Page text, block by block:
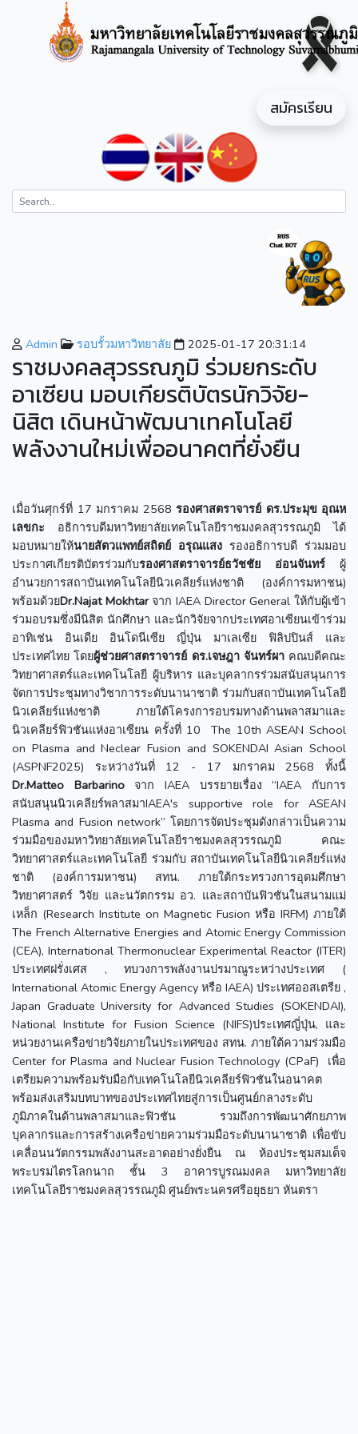
สมัครเรียน
Admin รอบรั้วมหาวิทยาลัย 2025-01-17 20:31:14
ราชมงคลสุวรรณภูมิ ร่วมยกระดับ
อาเซียน มอบเกียรติบัตรนักวิจัย-
นิสิต เดินหน้าพัฒนาเทคโนโลยี
พลังงานใหม่เพื่ออนาคตที่ยั่งยืน
เมื่อวันศุกร์ที่ 17 มกราคม 2568 รองศาสตราจารย์ ดร.ประมุข อุณห
เลขกะ อธิการบดีมหาวิทยาลัยเทคโนโลยีราชมงคลสุวรรณภูมิ ได้
มอบหมายให้นายสัตวแพทย์สถิตย์ อรุณแสง รองอธิการบดี ร่วมมอบ
ประกาศเกียรติบัตรร่วมกับรองศาสตราจารย์ธวัชชัย อ่อนจันทร์ ผู้
อำนวยการสถาบันเทคโนโลยีนิวเคลียร์แห่งชาติ (องค์การมหาชน)
พร้อมด้วยDr.Najat Mokhtarจาก IAEA Director General ให้กับผู้เข้า
ร่วมอบรมซึ่งมีนิสิต นักศึกษา และนักวิจัยจากประเทศอาเซียนเข้าร่วม
อาทิเช่น อินเดีย อินโดนีเซีย ญี่ปุ่น มาเลเซีย ฟิลิปปินส์ และ
ประเทศไทย โดยผู้ช่วยศาสตราจารย์ ดร.เจษฎา จันทร์ผาคณบดีคณะ
วิทยาศาสตร์และเทคโนโลยี ผู้บริหาร และบุคลากรร่วมสนับสนุนการ
จัดการประชุมทางวิชาการระดับนานาชาติ ร่วมกับสถาบันเทคโนโลยี
นิวเคลียร์แห่งชาติ ภายใต้โครงการอบรมทางด้านพลาสมาและ
นิวเคลียร์ฟิวชันแห่งอาเซียน ครั้งที่ 10 The 10th ASEAN School
on Plasma and Neclear Fusion and SOKENDAI Asian School
(ASPNF2025) ระหว่างวันที่ 12 - 17 มกราคม 2568 ทั้งนี้
Dr.Matteo Barbarinoจาก IAEA บรรยายเรื่อง “IAEA กับการ
สนับสนุนนิวเคลียร์พลาสมาIAEA's supportive role for ASEAN
Plasma and Fusion network” โดยการจัดประชุมดังกล่าวเป็นความ
ร่วมมือของมหาวิทยาลัยเทคโนโลยีราชมงคลสุวรรณภูมิ คณะ
วิทยาศาสตร์และเทคโนโลยี ร่วมกับ สถาบันเทคโนโลยีนิวเคลียร์แห่ง
ชาติ (องค์การมหาชน) สทน. ภายใต้กระทรวงการอุดมศึกษา
วิทยาศาสตร์ วิจัย และนวัตกรรม อว. และสถาบันฟิวชันในสนามแม่
เหล็ก (Research Institute on Magnetic Fusion หรือ IRFM) ภายใต้
The French Alternative Energies and Atomic Energy Commission
(CEA), International Thermonuclear Experimental Reactor (ITER)
ประเทศฝรั่งเศส , ทบวงการพลังงานปรมาณูระหว่างประเทศ (
International Atomic Energy Agency หรือ IAEA) ประเทศออสเตรีย ,
Japan Graduate University for Advanced Studies (SOKENDAI),
National Institute for Fusion Science (NIFS)ประเทศญี่ปุ่น, และ
หน่วยงานเครือข่ายวิจัยภายในประเทศของ สทน. ภายใต้ความร่วมมือ
Center for Plasma and Nuclear Fusion Technology (CPaF) เพื่อ
เตรียมความพร้อมรับมือกับเทคโนโลยีนิวเคลียร์ฟิวชันในอนาคต
พร้อมส่งเสริมบทบาทของประเทศไทยสู่การเป็นศูนย์กลางระดับ
ภูมิภาคในด้านพลาสมาและฟิวชัน รวมถึงการพัฒนาศักยภาพ
บุคลากรและการสร้างเครือข่ายความร่วมมือระดับนานาชาติ เพื่อขับ
เคลื่อนนวัตกรรมพลังงานสะอาดอย่างยั่งยืน ณ ห้องประชุมสมเด็จ
พระบรมไตรโลกนาถ ชั้น 3 อาคารบูรณมงคล มหาวิทยาลัย
เทคโนโลยีราชมงคลสุวรรณภูมิ ศูนย์พระนครศรีอยุธยา หันตรา